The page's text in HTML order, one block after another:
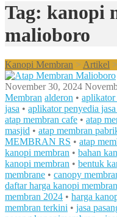
Tag: kanopi
malioboro
Kanopi Membran > Artikel >
November 30, 2024
Membran alderon • aplikator
jasa • aplikator penyedia
atap membran cafe • atap
masjid • atap membran
MEMBRAN RS • atap
kanopi membran • bahan
kanopi membran • bentuk
membrane • canopy
daftar harga kanopi
membran 2024 • harga
membran terkini • jasa